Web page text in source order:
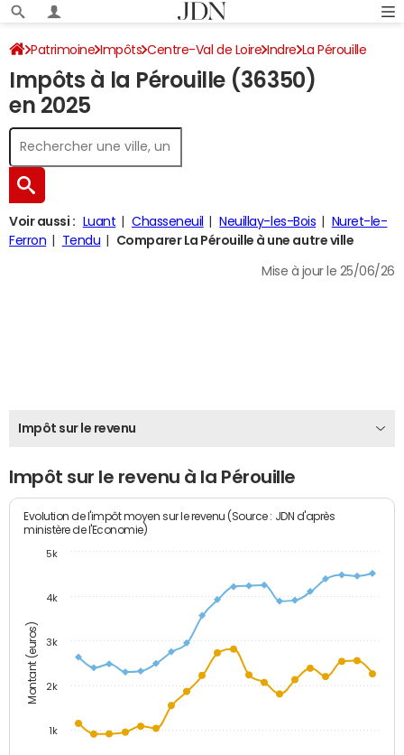
Patrimoine Impôts Centre-Val de Loire Indre La Pérouille
Impôt sur le revenu
Impôts à la Pérouille (36350)
en 2025
Voir aussi : Luant Chasseneuil Neuillay-les-Bois
Nuret-le-
Ferron
Tendu Comparer La Pérouille à une autre ville
Mise à jour le 25/06/26
Impôt sur le revenu
Impôt sur le revenu à la Pérouille
Montant (euros)
Evolution de l'impôt moyen sur le revenu (Source : JDN d'après
ministère de l'Economie)
1k
2k
3k
4k
5k